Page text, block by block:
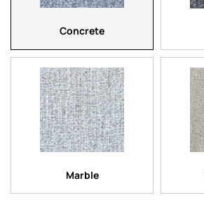
Concrete
Marble